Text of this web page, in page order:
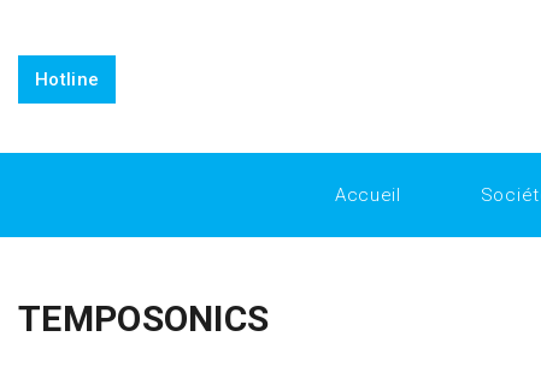
https://
Horology for Everyone: Breaking
Horology Why Replica Watches from Replica Factory are the
Hotline
Accueil
TEMPOSONICS